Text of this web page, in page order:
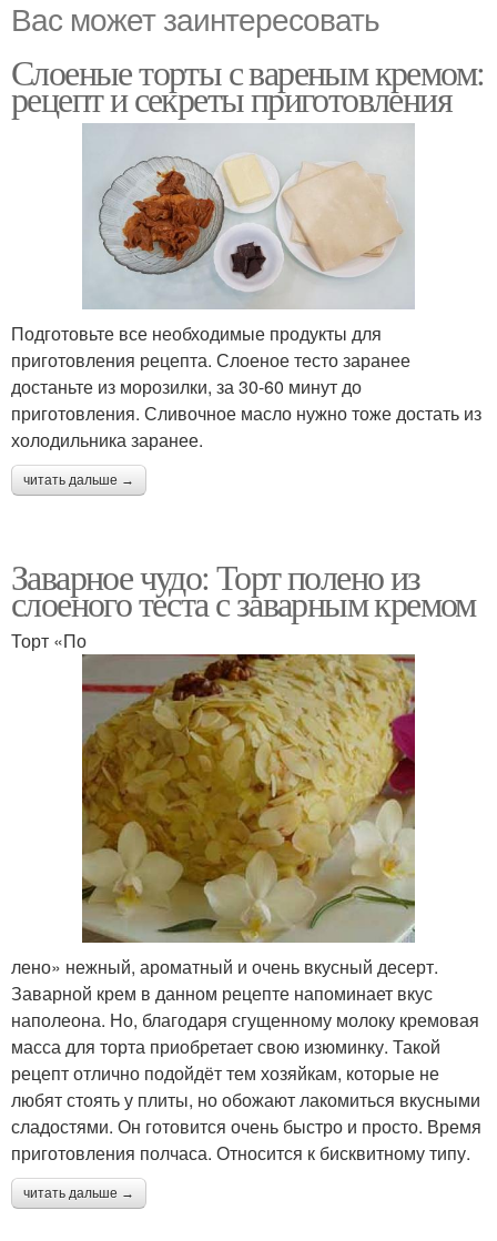
Вас может заинтересовать
Слоеные торты с вареным кремом:
рецепт и секреты приготовления
Подготовьте все необходимые продукты для
приготовления рецепта. Слоеное тесто заранее
достаньте из морозилки, за 30-60 минут до
приготовления. Сливочное масло нужно тоже достать из
холодильника заранее.
читать дальше →
Заварное чудо: Торт полено из
слоеного теста с заварным кремом
Торт «По
лено» нежный, ароматный и очень вкусный десерт.
Заварной крем в данном рецепте напоминает вкус
наполеона. Но, благодаря сгущенному молоку кремовая
масса для торта приобретает свою изюминку. Такой
рецепт отлично подойдёт тем хозяйкам, которые не
любят стоять у плиты, но обожают лакомиться вкусными
сладостями. Он готовится очень быстро и просто. Время
приготовления полчаса. Относится к бисквитному типу.
читать дальше →